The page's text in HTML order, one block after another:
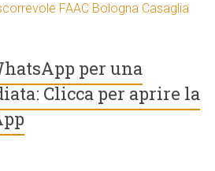
FAAC Bologna Casaglia
per una
Clicca per aprire la